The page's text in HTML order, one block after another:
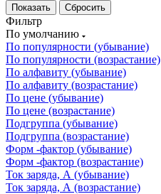
Сбросить
Фильтр
По умолчанию
По популярности (убывание)
По популярности (возрастание)
По алфавиту (убывание)
По алфавиту (возрастание)
По цене (убывание)
По цене (возрастание)
Подгруппа (убывание)
Подгруппа (возрастание)
Форм -фактор (убывание)
Форм -фактор (возрастание)
Ток заряда, А (убывание)
Ток заряда, А (возрастание)